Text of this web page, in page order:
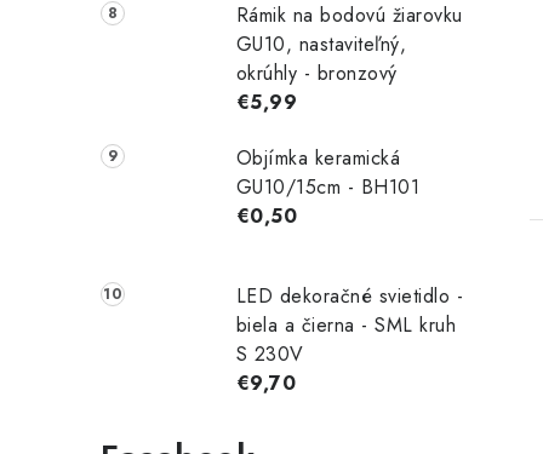
Rámik na bodovú žiarovku
GU10, nastaviteľný,
okrúhly - bronzový
€5,99
Objímka keramická
GU10/15cm - BH101
€0,50
LED dekoračné svietidlo -
biela a čierna - SML kruh
S 230V
€9,70